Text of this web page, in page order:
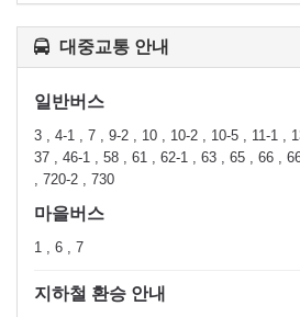
대중교통 안내
일반버스
3 , 4-1 , 7 , 9-2 , 10 , 10-2 , 10-5 , 11-1 ,
37 , 46-1 , 58 , 61 , 62-1 , 63 , 65 , 66 ,
, 720-2 , 730
마을버스
1 , 6 , 7
지하철 환승 안내